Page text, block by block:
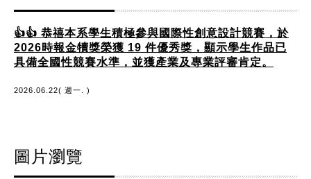
👍👍 恭禧本系學生積極參與國際性創意設計競賽，於
2026時報金犢獎榮獲 19 件優秀獎，顯示學生作品已
具備全國性競賽水準，並獲產業及專業評審肯定。
2026.06.22( 週一. )
圖片瀏覽